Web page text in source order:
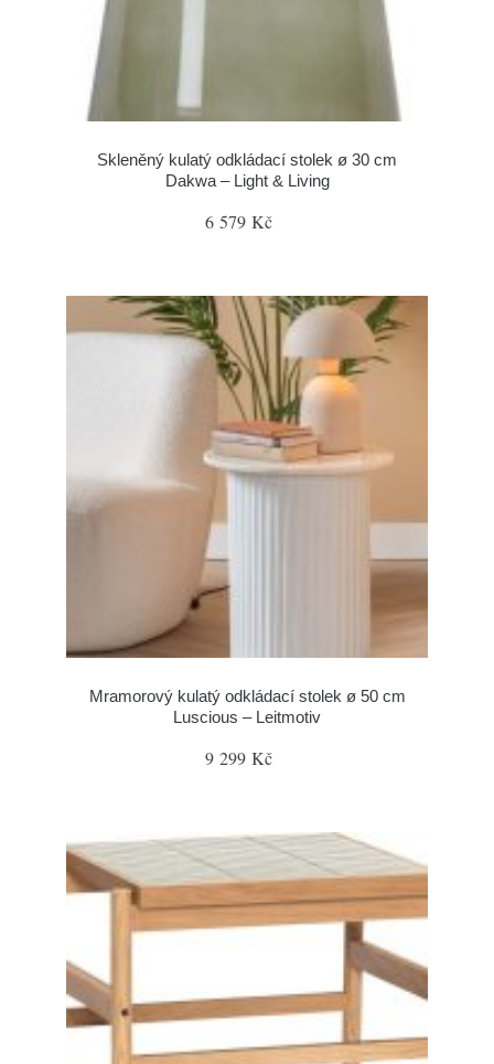
Skleněný kulatý odkládací stolek ø 30 cm
Dakwa – Light & Living
6 579 Kč
Mramorový kulatý odkládací stolek ø 50 cm
Luscious – Leitmotiv
9 299 Kč